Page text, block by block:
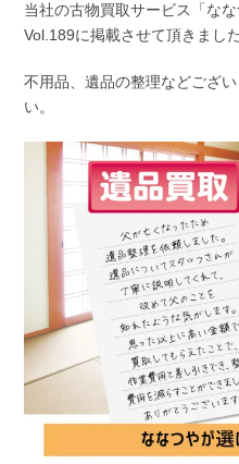
当社の古物買取サービス「な
Vol.189に掲載させて頂きました
不用品、遺品の整理などござ
い。